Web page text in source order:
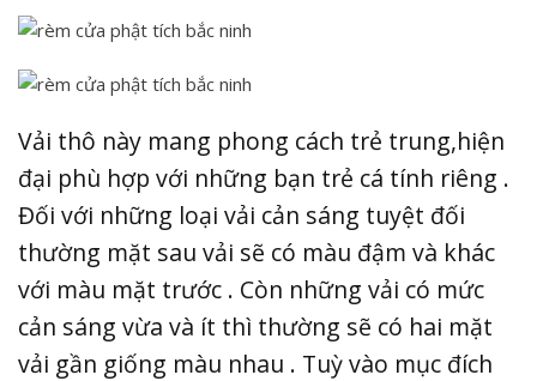
Vải thô này mang phong cách trẻ trung,hiện
đại phù hợp với những bạn trẻ cá tính riêng .
Đối với những loại vải cản sáng tuyệt đối
thường mặt sau vải sẽ có màu đậm và khác
với màu mặt trước . Còn những vải có mức
cản sáng vừa và ít thì thường sẽ có hai mặt
vải gần giống màu nhau . Tuỳ vào mục đích